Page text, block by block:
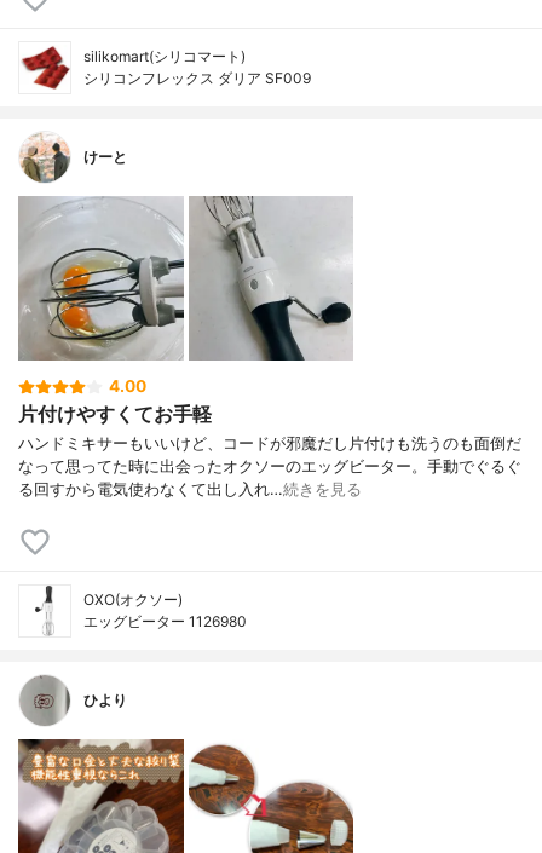
silikomart(シリコマート)
シリコンフレックス ダリア SF009
けーと
4.00
片付けやすくてお手軽
ハンドミキサーもいいけど、コードが邪魔だし片付けも洗うのも面倒だ
なって思ってた時に出会ったオクソーのエッグビーター。手動でぐるぐ
る回すから電気使わなくて出し入れ…続きを見る
OXO(オクソー)
エッグビーター 1126980
ひより